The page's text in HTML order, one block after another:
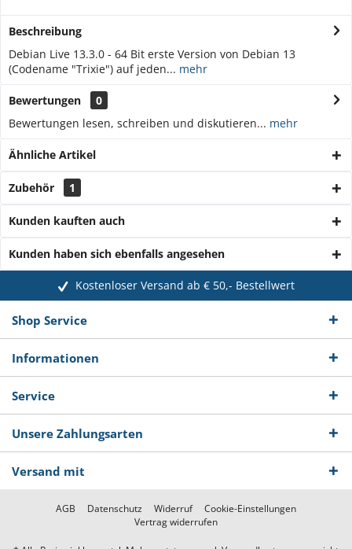
Beschreibung
Debian Live 13.3.0 - 64 Bit erste Version von Debian 13
(Codename "Trixie") auf jeden... mehr
Bewertungen
0
Bewertungen lesen, schreiben und diskutieren... mehr
Ähnliche Artikel
Zubehör 1
Kunden kauften auch
Kunden haben sich ebenfalls angesehen
Kostenloser Versand ab € 50,- Bestellwert
Shop Service
Informationen
Service
Unsere Zahlungsarten
Versand mit
AGB Datenschutz Widerruf
Cookie-Einstellungen
Vertrag widerrufen